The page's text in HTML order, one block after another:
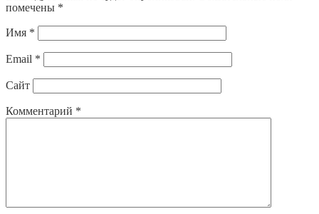
помечены *
Имя *
Email *
Сайт
Комментарий *